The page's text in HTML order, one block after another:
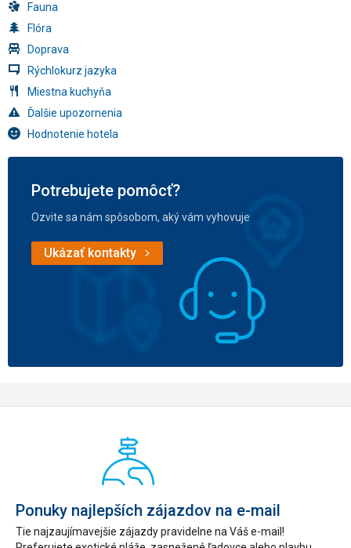
Fauna
Flóra
Doprava
Rýchlokurz jazyka
Miestna kuchyňa
Ďalšie upozornenia
Hodnotenie hotela
Potrebujete pomôcť?
Ozvite sa nám spôsobom, aký vám vyhovuje
Ukázať kontakty
Ponuky najlepších zájazdov na e-mail
Tie najzaujímavejšie zájazdy pravidelne na Váš e-mail!